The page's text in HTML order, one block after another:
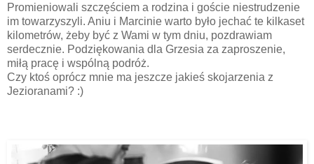
Promieniowali szczęściem a rodzina i goście niestrudzenie
im towarzyszyli. Aniu i Marcinie warto było jechać te kilkaset
kilometrów, żeby być z Wami w tym dniu, pozdrawiam
serdecznie. Podziękowania dla Grzesia za zaproszenie,
miłą pracę i wspólną podróż.
Czy ktoś oprócz mnie ma jeszcze jakieś skojarzenia z
Jezioranami? :)